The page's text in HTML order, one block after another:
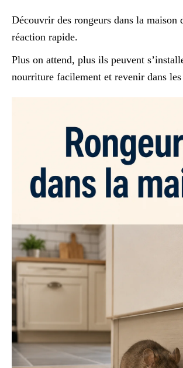
Découvrir des rongeurs dans la maison
réaction rapide.
Plus on attend, plus ils peuvent
nourriture facilement et revenir dans les